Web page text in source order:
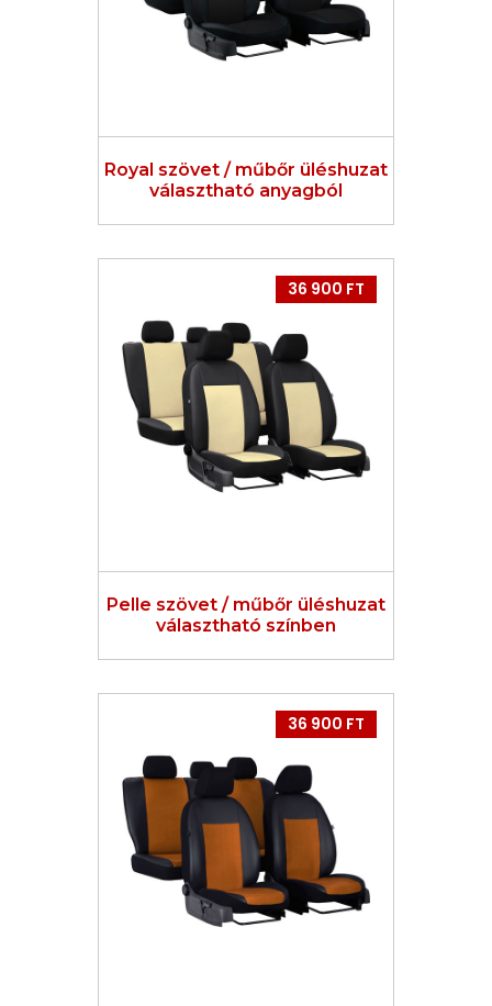
Royal szövet / műbőr üléshuzat
választható anyagból
36 900 FT
Pelle szövet / műbőr üléshuzat
választható színben
36 900 FT